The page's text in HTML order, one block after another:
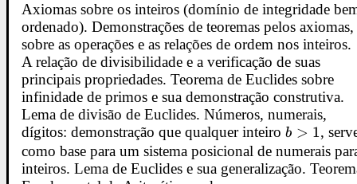
Axiomas sobre os inteiros (domínio de integridade
ordenado). Demonstrações de teoremas pelos axiomas,
sobre as operações e as relações de ordem nos inteiros.
A relação de divisibilidade e a verificação de suas
principais propriedades. Teorema de Euclides sobre
infinidade de primos e sua demonstração construtiva.
Lema de divisão de Euclides. Números, numerais,
dígitos: demonstração que qualquer inteirob
>
1
b > 1,
como base para um sistema posicional de numerais
inteiros. Lema de Euclides e sua generalização.